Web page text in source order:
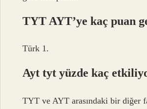
TYT AYT’ye kaç puan
Türk 1.
Ayt tyt yüzde kaç
TYT ve AYT arasındaki bir diğer